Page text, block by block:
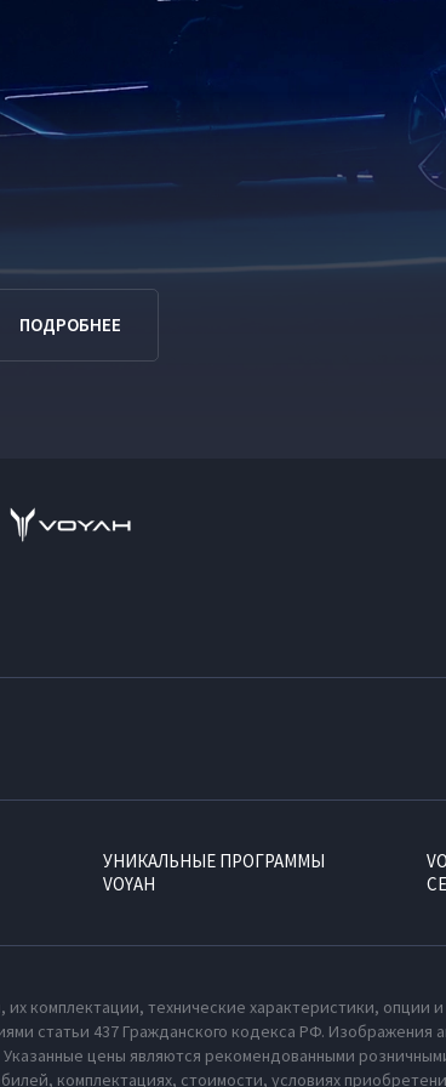
ПОДРОБНЕЕ
УНИКАЛЬНЫЕ ПРОГРАММЫ
VOYAH
комплектации, технические характеристики, опции
статьи 437 Гражданского кодекса РФ. Изображения
цены являются рекомендованными
комплектациях, стоимости, условиях